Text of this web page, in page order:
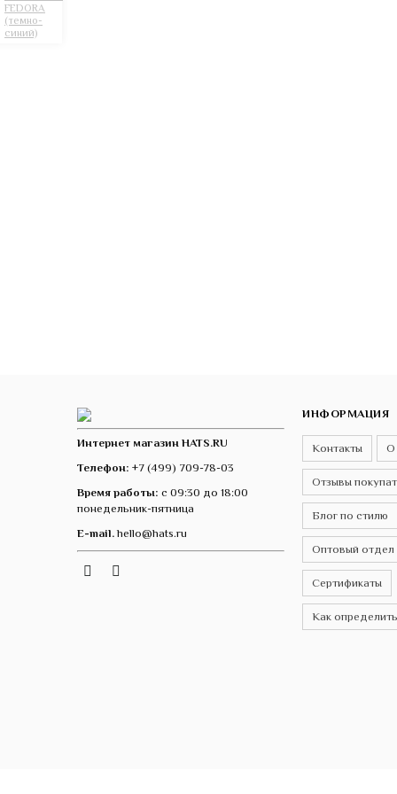
Интернет магазин HATS.RU
Телефон: +7 (499) 709-78-03
Время работы: с 09:30 до 18:00
понедельник-пятница
E-mail. hello@hats.ru
Instagram
ИНФОРМАЦИЯ
Контакты О
Отзывы
Блог по стилю
Оптовый отдел
Сертификаты
Как